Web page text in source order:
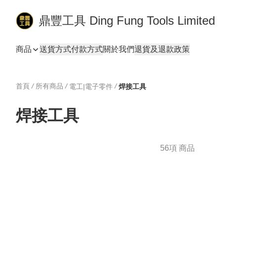
鼎豐工具 Ding Fung Tools Limited
商品 送貨方式付款方式關於我們退貨及退款政策
首頁 / 所有商品 / 電工|電子零件 / 焊接工具
焊接工具
56項 商品